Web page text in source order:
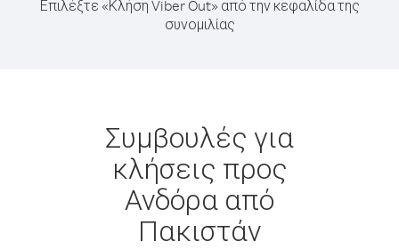
Επιλέξτε «Κλήση Viber Out» από την κεφαλίδα της
συνομιλίας
Συμβουλές για
κλήσεις προς
Ανδόρα από
Πακιστάν